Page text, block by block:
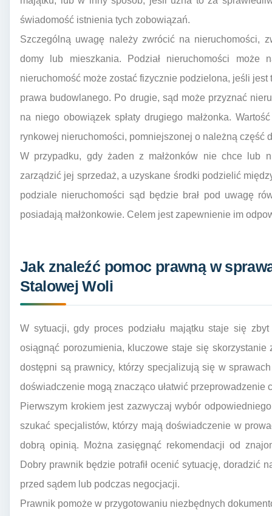
świadomość istnienia tych zobowiązań.
Szczególną uwagę należy zwrócić na nieruchomości,
domy lub mieszkania. Podział nieruchomości może
nieruchomość może zostać fizycznie podzielona, jeśli
prawa budowlanego. Po drugie, sąd może przyznać
na niego obowiązek spłaty drugiego małżonka.
rynkowej nieruchomości, pomniejszonej o należną część
W przypadku, gdy żaden z małżonków nie chce lub
zarządzić jej sprzedaż, a uzyskane środki podzielić
podziale nieruchomości sąd będzie brał pod uwagę
posiadają małżonkowie. Celem jest zapewnienie im
Jak znaleźć pomoc prawną w
Stalowej Woli
W sytuacji, gdy proces podziału majątku staje się
osiągnąć porozumienia, kluczowe staje się
dostępni są prawnicy, którzy specjalizują się w
doświadczenie mogą znacząco ułatwić przeprowadzenie
Pierwszym krokiem jest zazwyczaj wybór
szukać specjalistów, którzy mają doświadczenie w
dobrą opinią. Można zasięgnąć rekomendacji od
Dobry prawnik będzie potrafił ocenić sytuację, doradzić
przed sądem lub podczas negocjacji.
Prawnik pomoże w przygotowaniu niezbędnych